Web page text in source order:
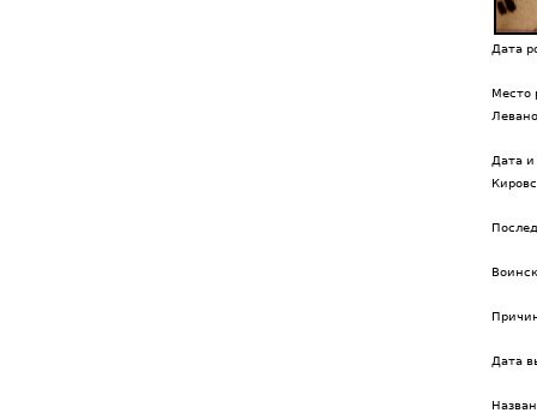
Дата
Место
Дата и
Дата